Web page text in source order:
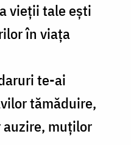
vieții tale ești
în viața
te-ai
tămăduire,
muților